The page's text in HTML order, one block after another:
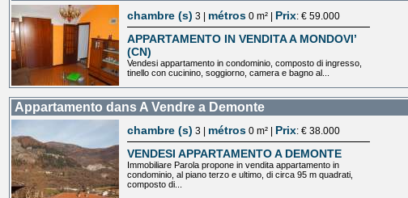
chambre (s) 3 | métros 0 m² | Prix: € 59.000
APPARTAMENTO IN VENDITA A MONDOVI’
(CN)
Vendesi appartamento in condominio, composto di ingresso,
tinello con cucinino, soggiorno, camera e bagno al...
Appartamento dans A Vendre a Demonte
chambre (s) 3 | métros 0 m² | Prix: € 38.000
VENDESI APPARTAMENTO A DEMONTE
Immobiliare Parola propone in vendita appartamento in
condominio, al piano terzo e ultimo, di circa 95 m quadrati,
composto di...